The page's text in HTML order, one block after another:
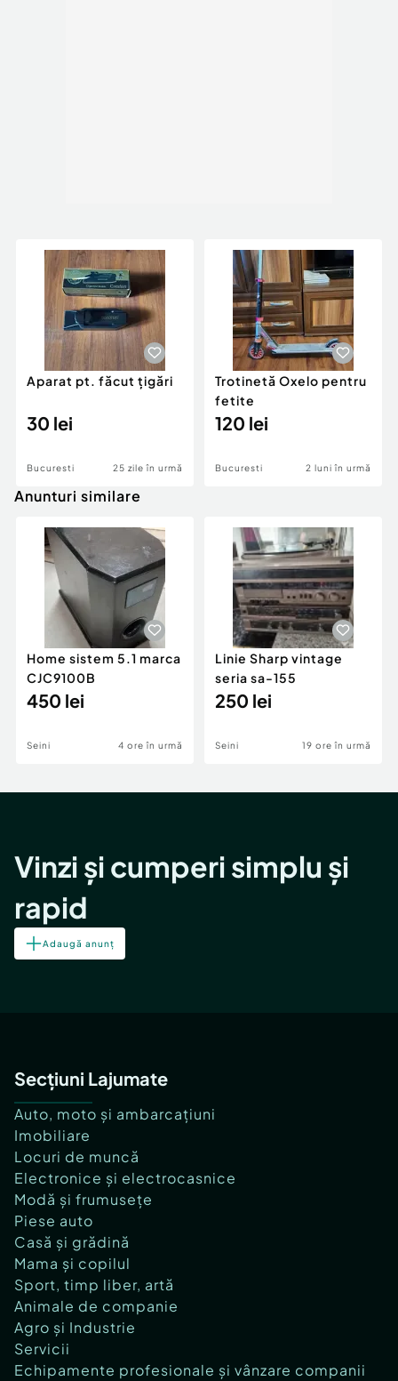
Aparat pt. făcut țigări
30 lei
Bucuresti 25 zile în urmă
Trotinetă Oxelo pentru
fetite
120 lei
Bucuresti 2 luni în urmă
Anunturi similare
Home sistem 5.1 marca
CJC9100B
450 lei
Seini 4 ore în urmă
Linie Sharp vintage
seria sa-155
250 lei
Seini 19 ore în urmă
Vinzi și cumperi simplu și
rapid
Adaugă anunț
Secțiuni Lajumate
Auto, moto și ambarcațiuni
Imobiliare
Locuri de muncă
Electronice și electrocasnice
Modă și frumusețe
Piese auto
Casă și grădină
Mama și copilul
Sport, timp liber, artă
Animale de companie
Agro și Industrie
Servicii
Echipamente profesionale și vânzare companii